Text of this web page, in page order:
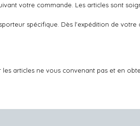
votre commande. Les articles sont
spécifique. Dès l'expédition de
articles ne vous convenant pas et en